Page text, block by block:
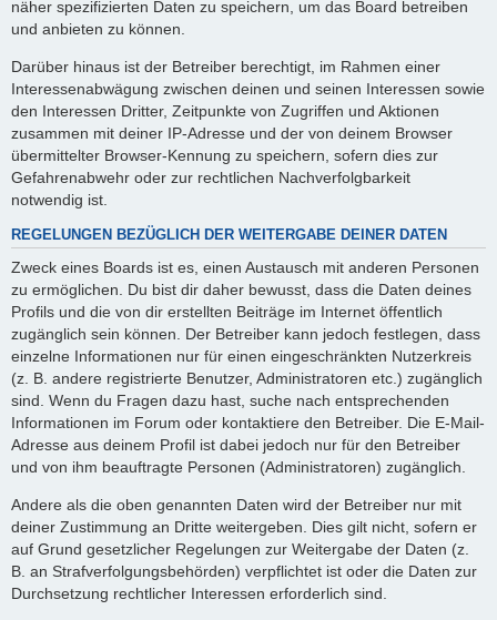
näher spezifizierten Daten zu speichern, um das Board betreiben
und anbieten zu können.
Darüber hinaus ist der Betreiber berechtigt, im Rahmen einer
Interessenabwägung zwischen deinen und seinen Interessen sowie
den Interessen Dritter, Zeitpunkte von Zugriffen und Aktionen
zusammen mit deiner IP-Adresse und der von deinem Browser
übermittelter Browser-Kennung zu speichern, sofern dies zur
Gefahrenabwehr oder zur rechtlichen Nachverfolgbarkeit
notwendig ist.
REGELUNGEN BEZÜGLICH DER WEITERGABE DEINER DATEN
Zweck eines Boards ist es, einen Austausch mit anderen Personen
zu ermöglichen. Du bist dir daher bewusst, dass die Daten deines
Profils und die von dir erstellten Beiträge im Internet öffentlich
zugänglich sein können. Der Betreiber kann jedoch festlegen, dass
einzelne Informationen nur für einen eingeschränkten Nutzerkreis
(z. B. andere registrierte Benutzer, Administratoren etc.) zugänglich
sind. Wenn du Fragen dazu hast, suche nach entsprechenden
Informationen im Forum oder kontaktiere den Betreiber. Die E-Mail-
Adresse aus deinem Profil ist dabei jedoch nur für den Betreiber
und von ihm beauftragte Personen (Administratoren) zugänglich.
Andere als die oben genannten Daten wird der Betreiber nur mit
deiner Zustimmung an Dritte weitergeben. Dies gilt nicht, sofern er
auf Grund gesetzlicher Regelungen zur Weitergabe der Daten (z.
B. an Strafverfolgungsbehörden) verpflichtet ist oder die Daten zur
Durchsetzung rechtlicher Interessen erforderlich sind.